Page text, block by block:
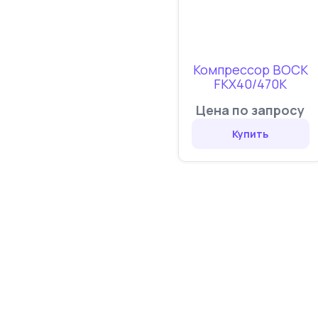
Компрессор BOCK
FKX40/470K
Цена по запросу
Купить